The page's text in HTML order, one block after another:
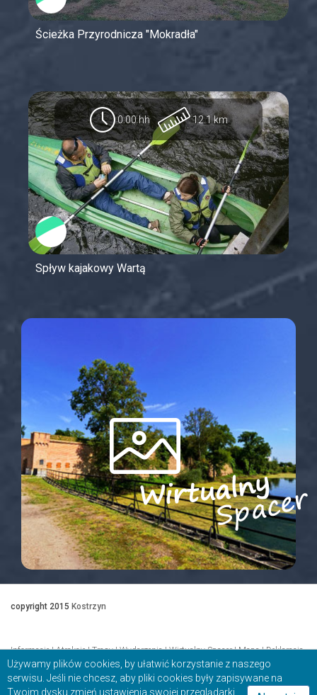
Ścieżka Przyrodnicza "Mokradła"
0:00 hh 12.1 km
Spływ kajakowy Wartą
copyright 2015 Kostrzyn
Informacje|Atrakcje|Trasy|Wydarzenia|Wirtualny Spacer|Mapa|Deklaracja
Używamy plików cookies, by ułatwić korzystanie z naszego
serwisu. Jeśli nie chcesz, aby pliki cookies były zapisywane na
Twoim dysku zmień ustawienia swojej przeglądarki.